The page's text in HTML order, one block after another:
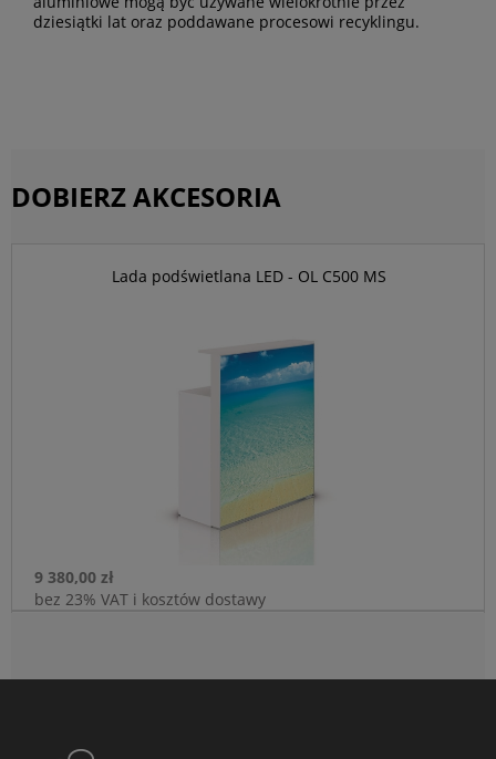
dziesiątki lat oraz poddawane procesowi recyklingu.
DOBIERZ AKCESORIA
Lada podświetlana LED - OL C500 MS
9 380,00 zł
bez 23% VAT i kosztów dostawy